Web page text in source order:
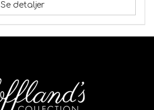
Se detaljer